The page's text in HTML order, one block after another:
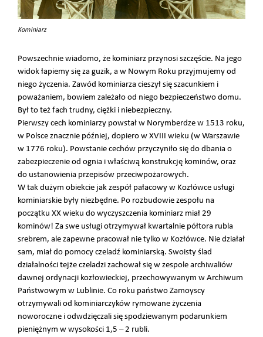
Kominiarz
Powszechnie wiadomo, że kominiarz przynosi szczęście. Na jego
widok łapiemy się za guzik, a w Nowym Roku przyjmujemy od
niego życzenia. Zawód kominiarza cieszył się szacunkiem i
poważaniem, bowiem zależało od niego bezpieczeństwo domu.
Był to też fach trudny, ciężki i niebezpieczny.
Pierwszy cech kominiarzy powstał w Norymberdze w 1513 roku,
w Polsce znacznie później, dopiero w XVIII wieku (w Warszawie
w 1776 roku). Powstanie cechów przyczyniło się do dbania o
zabezpieczenie od ognia i właściwą konstrukcję kominów, oraz
do ustanowienia przepisów przeciwpożarowych.
W tak dużym obiekcie jak zespół pałacowy w Kozłówce usługi
kominiarskie były niezbędne. Po rozbudowie zespołu na
początku XX wieku do wyczyszczenia kominiarz miał 29
kominów! Za swe usługi otrzymywał kwartalnie półtora rubla
srebrem, ale zapewne pracował nie tylko w Kozłówce. Nie działał
sam, miał do pomocy czeladź kominiarską. Swoisty ślad
działalności tejże czeladzi zachował się w zespole archiwaliów
dawnej ordynacji kozłowieckiej, przechowywanym w Archiwum
Państwowym w Lublinie. Co roku państwo Zamoyscy
otrzymywali od kominiarczyków rymowane życzenia
noworoczne i odwdzięczali się spodziewanym podarunkiem
pieniężnym w wysokości 1,5 – 2 rubli.